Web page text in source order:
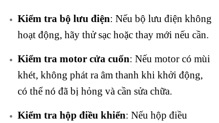
Kiểm tra bộ lưu điện: Nếu bộ lưu điện không
hoạt động, hãy thử sạc hoặc thay mới nếu cần.
Kiểm tra motor cửa cuốn: Nếu motor có mùi
khét, không phát ra âm thanh khi khởi động,
có thể nó đã bị hỏng và cần sửa chữa.
Kiểm tra hộp điều khiển: Nếu hộp điều